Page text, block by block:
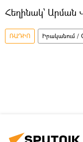
Հեղինակ՝ Արման
ՌԱԴԻՈ Իրականում /